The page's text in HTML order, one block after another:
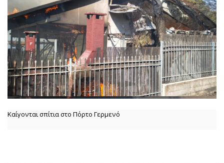
Καίγονται σπίτια στο Πόρτο Γερμενό